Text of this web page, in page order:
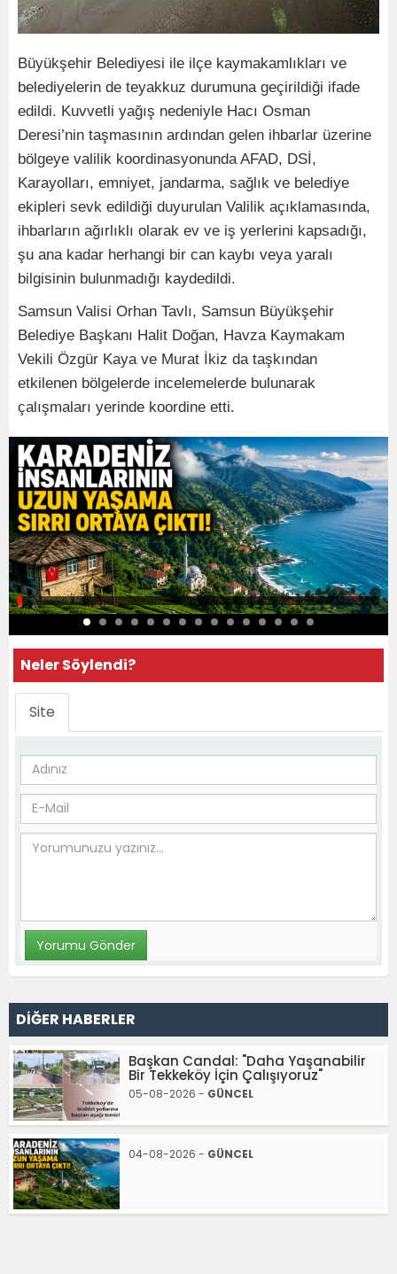
Büyükşehir Belediyesi ile ilçe kaymakamlıkları ve
belediyelerin de teyakkuz durumuna geçirildiği ifade
edildi. Kuvvetli yağış nedeniyle Hacı Osman
Deresi’nin taşmasının ardından gelen ihbarlar üzerine
bölgeye valilik koordinasyonunda AFAD, DSİ,
Karayolları, emniyet, jandarma, sağlık ve belediye
ekipleri sevk edildiği duyurulan Valilik açıklamasında,
ihbarların ağırlıklı olarak ev ve iş yerlerini kapsadığı,
şu ana kadar herhangi bir can kaybı veya yaralı
bilgisinin bulunmadığı kaydedildi.
Samsun Valisi Orhan Tavlı, Samsun Büyükşehir
Belediye Başkanı Halit Doğan, Havza Kaymakam
Vekili Özgür Kaya ve Murat İkiz da taşkından
etkilenen bölgelerde incelemelerde bulunarak
çalışmaları yerinde koordine etti.
Neler Söylendi?
Site
DİĞER HABERLER
Başkan Candal: "Daha Yaşanabilir
Bir Tekkeköy İçin Çalışıyoruz"
05-08-2026 - GÜNCEL
04-08-2026 - GÜNCEL